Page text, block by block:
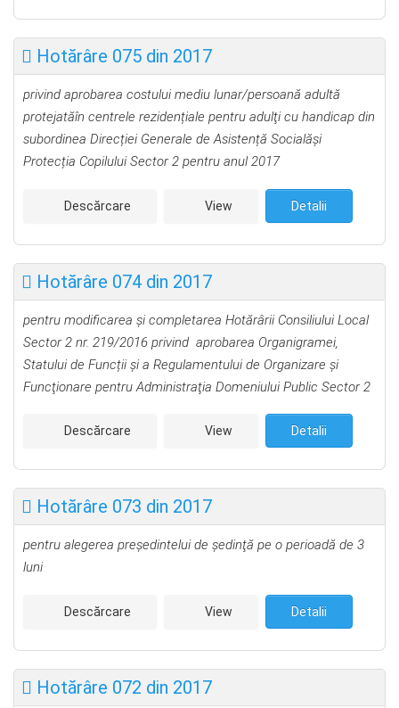
Hotărâre 075 din 2017
privind aprobarea costului mediu lunar/persoană adultă
protejatăîn centrele rezidențiale pentru adulţi cu handicap din
subordinea Direcției Generale de Asistență Socialăşi
Protecția Copilului Sector 2 pentru anul 2017
Descărcare View Detalii
Hotărâre 074 din 2017
pentru modificarea şi completarea Hotărârii Consiliului Local
Sector 2 nr. 219/2016 privind aprobarea Organigramei,
Statului de Funcții și a Regulamentului de Organizare şi
Funcţionare pentru Administraţia Domeniului Public Sector 2
Descărcare View Detalii
Hotărâre 073 din 2017
pentru alegerea preşedintelui de şedinţă pe o perioadă de 3
luni
Descărcare View Detalii
Hotărâre 072 din 2017